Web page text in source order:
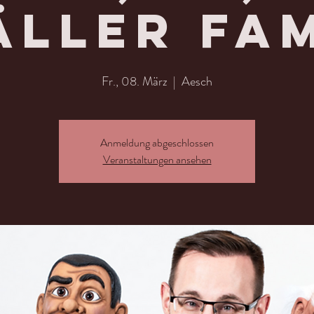
Fr., 08. März
  |
Aesch
Anmeldung abgeschlossen
Veranstaltungen ansehen